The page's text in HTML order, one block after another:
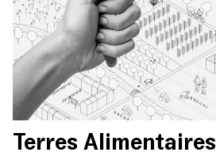
Terres Alimentaires